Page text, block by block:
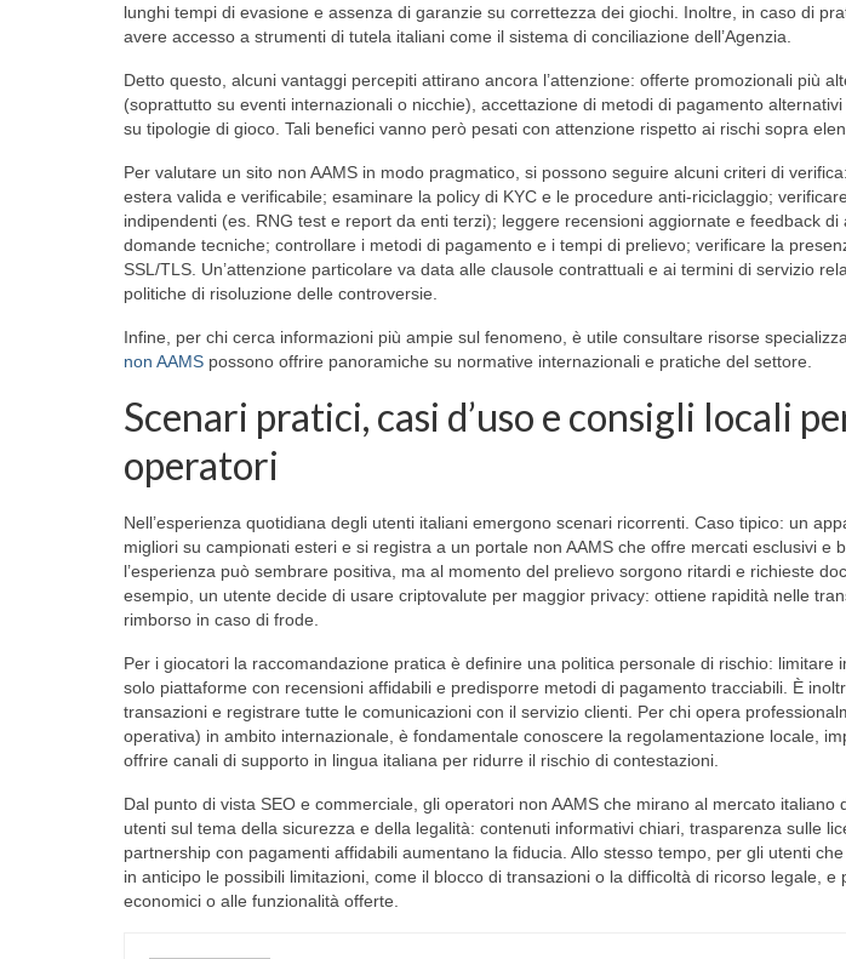
lunghi tempi di evasione e assenza di garanzie su correttezza dei giochi. Inoltre, in caso di
avere accesso a strumenti di tutela italiani come il sistema di conciliazione dell’Agenzia.
Detto questo, alcuni vantaggi percepiti attirano ancora l’attenzione: offerte promozionali più
(soprattutto su eventi internazionali o nicchie), accettazione di metodi di pagamento
su tipologie di gioco. Tali benefici vanno però pesati con attenzione rispetto ai rischi sopra
Per valutare un sito non AAMS in modo pragmatico, si possono seguire alcuni criteri di
estera valida e verificabile; esaminare la policy di KYC e le procedure anti-riciclaggio;
indipendenti (es. RNG test e report da enti terzi); leggere recensioni aggiornate e feedback
domande tecniche; controllare i metodi di pagamento e i tempi di prelievo; verificare la
SSL/TLS. Un’attenzione particolare va data alle clausole contrattuali e ai termini di servizio
politiche di risoluzione delle controversie.
Infine, per chi cerca informazioni più ampie sul fenomeno, è utile consultare risorse
non AAMS possono offrire panoramiche su normative internazionali e pratiche del settore.
Scenari pratici, casi d’uso e consigli locali
operatori
Nell’esperienza quotidiana degli utenti italiani emergono scenari ricorrenti. Caso tipico: un
migliori su campionati esteri e si registra a un portale non AAMS che offre mercati esclusivi e
l’esperienza può sembrare positiva, ma al momento del prelievo sorgono ritardi e richieste
esempio, un utente decide di usare criptovalute per maggior privacy: ottiene rapidità nelle
rimborso in caso di frode.
Per i giocatori la raccomandazione pratica è definire una politica personale di rischio: limitare
solo piattaforme con recensioni affidabili e predisporre metodi di pagamento tracciabili. È
transazioni e registrare tutte le comunicazioni con il servizio clienti. Per chi opera
operativa) in ambito internazionale, è fondamentale conoscere la regolamentazione locale,
offrire canali di supporto in lingua italiana per ridurre il rischio di contestazioni.
Dal punto di vista SEO e commerciale, gli operatori non AAMS che mirano al mercato
utenti sul tema della sicurezza e della legalità: contenuti informativi chiari, trasparenza sulle
partnership con pagamenti affidabili aumentano la fiducia. Allo stesso tempo, per gli utenti
in anticipo le possibili limitazioni, come il blocco di transazioni o la difficoltà di ricorso legale,
economici o alle funzionalità offerte.